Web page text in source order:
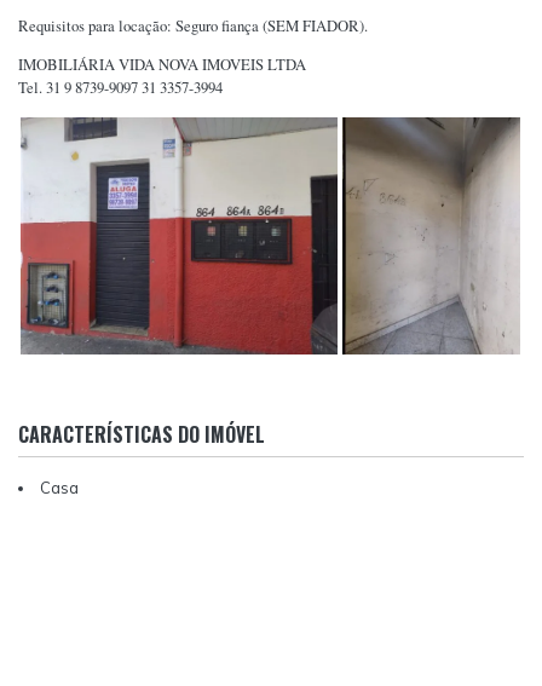
Requisitos para locação: Seguro fiança (SEM FIADOR).
IMOBILIÁRIA VIDA NOVA IMOVEIS LTDA
Tel. 31 9 8739-9097 31 3357-3994
CARACTERÍSTICAS DO IMÓVEL
Casa